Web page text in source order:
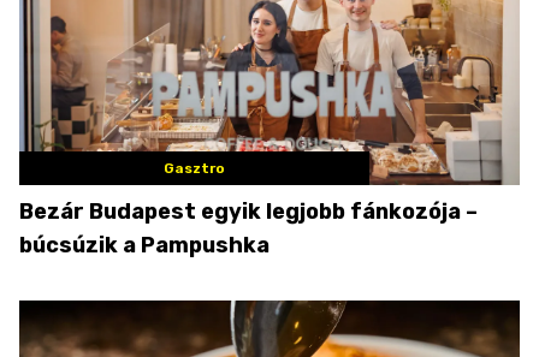
Gasztro
Bezár Budapest egyik legjobb fánkozója –
búcsúzik a Pampushka